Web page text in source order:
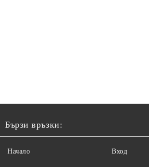
Бързи връзки:
Начало Вход